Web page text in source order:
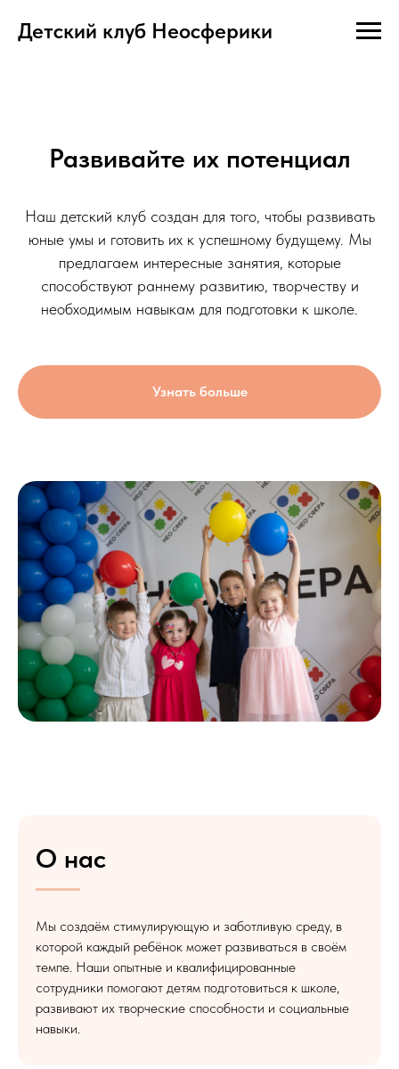
Детский клуб Неосферики
Развивайте их потенциал
Наш детский клуб создан для того, чтобы развивать
юные умы и готовить их к успешному будущему. Мы
предлагаем интересные занятия, которые
способствуют раннему развитию, творчеству и
необходимым навыкам для подготовки к школе.
Узнать больше
О нас
Мы создаём стимулирующую и заботливую среду, в
которой каждый ребёнок может развиваться в своём
темпе. Наши опытные и квалифицированные
сотрудники помогают детям подготовиться к школе,
развивают их творческие способности и социальные
навыки.